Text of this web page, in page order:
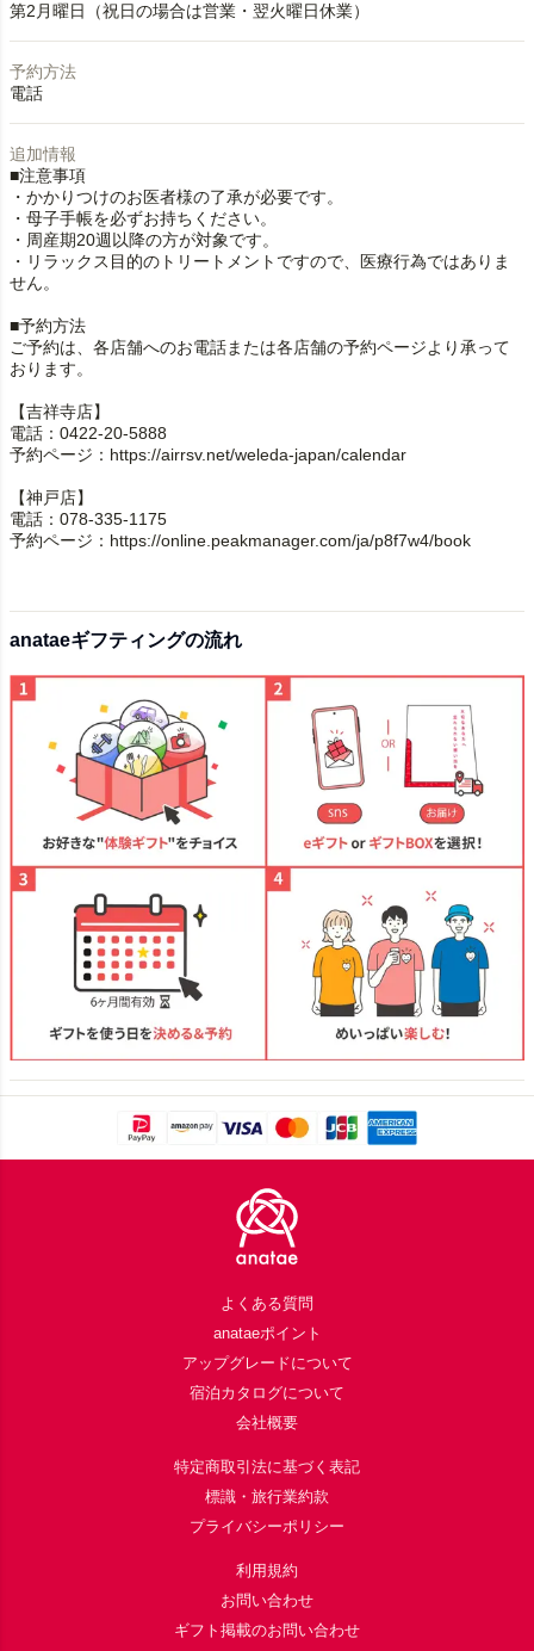
第2月曜日（祝日の場合は営業・翌火曜日休業）
予約方法
電話
追加情報
■注意事項
・かかりつけのお医者様の了承が必要です。
・母子手帳を必ずお持ちください。
・周産期20週以降の方が対象です。
・リラックス目的のトリートメントですので、医療行為ではありま
せん。
■予約方法
ご予約は、各店舗へのお電話または各店舗の予約ページより承って
おります。
【吉祥寺店】
電話：0422-20-5888
予約ページ：https://airrsv.net/weleda-japan/calendar
【神戸店】
電話：078-335-1175
予約ページ：https://online.peakmanager.com/ja/p8f7w4/book
anataeギフティングの流れ
よくある質問
anataeポイント
アップグレードについて
宿泊カタログについて
会社概要
特定商取引法に基づく表記
標識・旅行業約款
プライバシーポリシー
利用規約
お問い合わせ
ギフト掲載のお問い合わせ